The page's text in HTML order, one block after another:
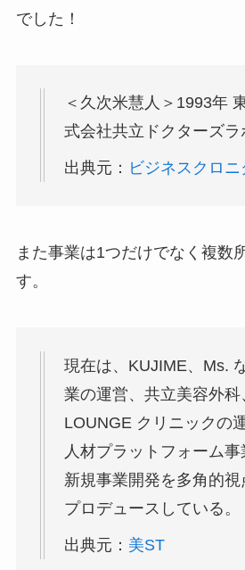
でした！
＜久次米慧人＞1993年
式会社共立ドクターズ
出典元： ビジネスクロニ
また事業は1つだけでなく複数
す。
現在は、KUJIME、Ms.
業の運営、共立美容外科
LOUNGE クリニックの
人材プラットフォーム
新規事業開発を多角的視
プロデュースしている。
出典元： 美ST